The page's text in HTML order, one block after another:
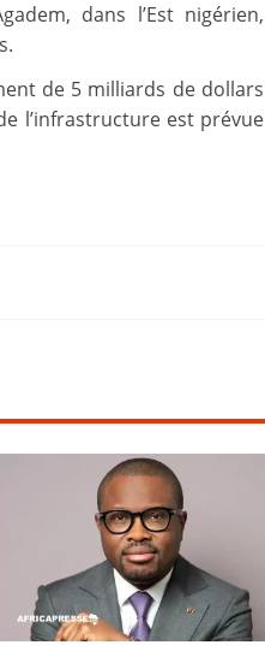
dans l’Est nigérien,
de 5 milliards de dollars
l’infrastructure est prévue